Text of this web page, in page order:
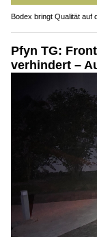
Bodex bringt Qualität auf
Pfyn TG:
verhindert –